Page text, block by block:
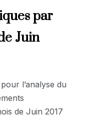
par
Juin
l’analyse du
de Juin 2017